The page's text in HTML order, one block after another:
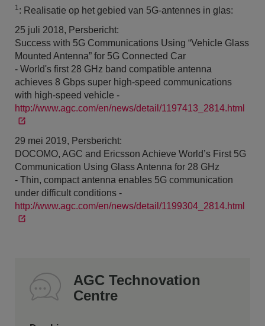
1: Realisatie op het gebied van 5G-antennes in glas:
25 juli 2018, Persbericht:
Success with 5G Communications Using “Vehicle Glass
Mounted Antenna” for 5G Connected Car
- World's first 28 GHz band compatible antenna
achieves 8 Gbps super high-speed communications
with high-speed vehicle -
http://www.agc.com/en/news/detail/1197413_2814.html
29 mei 2019, Persbericht:
DOCOMO, AGC and Ericsson Achieve World’s First 5G
Communication Using Glass Antenna for 28 GHz
- Thin, compact antenna enables 5G communication
under difficult conditions -
http://www.agc.com/en/news/detail/1199304_2814.html
AGC Technovation
Centre